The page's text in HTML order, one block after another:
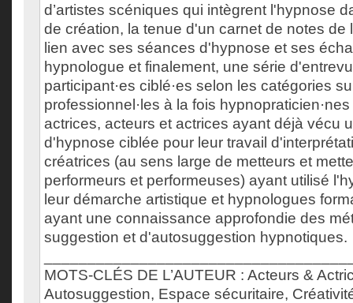
d’artistes scéniques qui intègrent l'hypnose
de création, la tenue d'un carnet de notes de
lien avec ses séances d'hypnose et ses
hypnologue et finalement, une série
participant·es ciblé·es selon les catégories
professionnel·les à la fois
actrices, acteurs et actrices ayant déjà vécu
d'hypnose ciblée pour leur travail
créatrices (au sens large de metteurs et
performeurs et performeuses) ayant utilisé
leur démarche artistique et hypnologues
ayant une connaissance approfondie des
suggestion et d'autosuggestion hypnotiques.
MOTS-CLÉS DE L’AUTEUR : Acteurs &
Autosuggestion, Espace sécuritaire,